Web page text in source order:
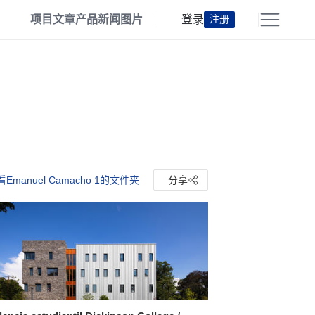
项目文章产品新闻 图片 登录 注册
Emanuel Camacho 1的文件夹 分享